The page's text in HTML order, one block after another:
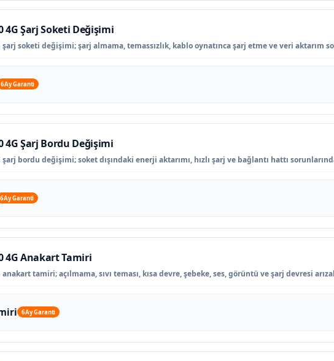
4G Şarj Soketi Değişimi
şarj soketi değişimi; şarj almama, temassızlık, kablo oynatınca şarj etme ve veri aktarım
6 Ay Garanti
4G Şarj Bordu Değişimi
bordu değişimi; soket dışındaki enerji aktarımı, hızlı şarj ve bağlantı hattı
6 Ay Garanti
4G Anakart Tamiri
tamiri; açılmama, sıvı teması, kısa devre, şebeke, ses, görüntü ve şarj devresi
6 Ay Garanti